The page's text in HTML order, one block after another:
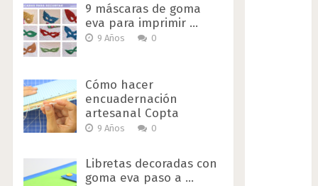
9 máscaras de goma
eva para imprimir …
9 Años 0
Cómo hacer
encuadernación
artesanal Copta
9 Años 0
Libretas decoradas con
goma eva paso a …